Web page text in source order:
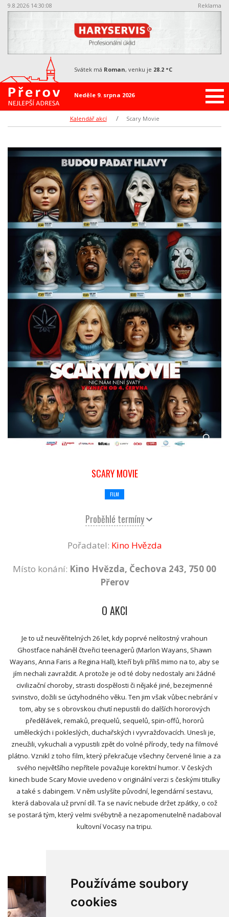
Používáme soubory
cookies
9.8.2026 14:30:09 Reklama
Neděle 9. srpna 2026
svátek má Roman, venku je 28.2 °C
Kalendář akcí Scary Movie
SCARY MOVIE
FILM
Proběhlé termíny
Pořadatel: Kino Hvězda
Místo konání: Kino Hvězda, Čechova 243, 750 00
Přerov
O AKCI
Je to už neuvěřitelných 26 let, kdy poprvé nelítostný vrahoun
Ghostface naháněl čtveřici teenagerů (Marlon Wayans, Shawn
Wayans, Anna Faris a Regina Hall), kteří byli příliš mimo na to, aby se
jím nechali zavraždit. A protože je od té doby nedostaly ani žádné
civilizační choroby, strasti dospělosti či nějaké jiné, bezejmenné
svinstvo, dožili se úctyhodného věku. Ten jim však vůbec nebrání v
tom, aby se s obrovskou chutí nepustili do dalších hororových
předělávek, remaků, prequelů, sequelů, spin-offů, hororů
uměleckých i pokleslých, duchařských i vyvražďovacích. Unesli je,
zneužili, vykuchali a vypustili zpět do volné přírody, tedy na filmové
plátno. Vznikl z toho film, který překračuje všechny červené linie a za
svého největšího nepřítele považuje korektní humor. V českých
kinech bude Scary Movie uvedeno v originální verzi s českými titulky
a také s dabingem. V něm uslyšíte původní, legendární sestavu,
která dabovala už první díl. Ta se navíc nebude držet zpátky, o což
se postará tým, který velmi svébytně a nezapomenutelně nadaboval
kultovní Vocasy na tripu.